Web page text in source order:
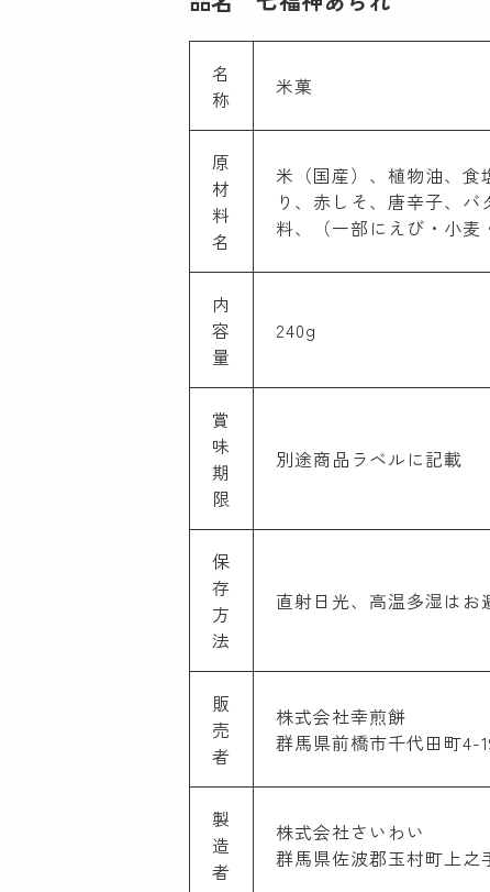
名
称
米菓
原
材
料
名
米（国産）、植物油、
り、赤しそ、唐辛子、
料、（一部にえび・小麦
内
容
量
240g
賞
味
期
限
別途商品ラベルに記載
保
存
方
法
直射日光、高温多湿はお
販
売
者
株式会社幸煎餅
群馬県前橋市千代田町4-
製
造
者
株式会社さいわい
群馬県佐波郡玉村町上之